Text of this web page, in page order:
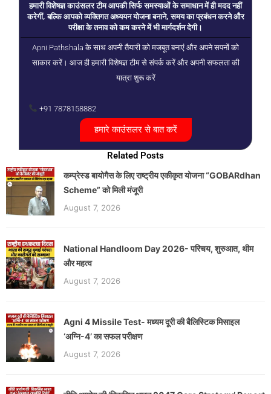
हमारी विशेषज्ञ काउंसलर टीम आपकी सिर्फ समस्याओं के समाधान में ही मदद नहीं
करेगीं, बल्कि आपको व्यक्तिगत अध्ययन योजना बनाने, समय का प्रबंधन करने और
परीक्षा के तनाव को कम करने में भी मार्गदर्शन देगी।
Apni Pathshala के साथ अपनी तैयारी को मजबूत बनाएं और अपने सपनों को
साकार करें। आज ही हमारी विशेषज्ञ टीम से संपर्क करें और अपनी सफलता की
यात्रा शुरू करें
+91 7878158882
हमारे काउंसलर से बात करें
Related Posts
कम्प्रेस्ड बायोगैस के लिए राष्ट्रीय एकीकृत योजना “GOBARdhan
Scheme” को मिली मंजूरी
August 7, 2026
National Handloom Day 2026- परिचय, शुरुआत, थीम
और महत्व
August 7, 2026
Agni 4 Missile Test- मध्यम दूरी की बैलिस्टिक मिसाइल
‘अग्नि-4’ का सफल परीक्षण
August 7, 2026